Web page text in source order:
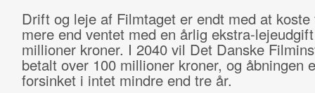
Drift og leje af Filmtaget er endt med at koste
mere end ventet med en årlig ekstra-
millioner kroner. I 2040 vil Det Danske
betalt over 100 millioner kroner, og åbningen
forsinket i intet mindre end tre år.